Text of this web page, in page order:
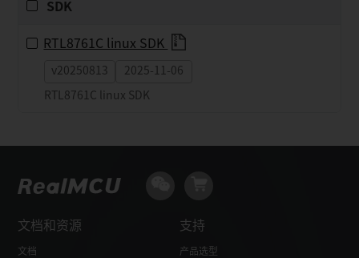
SDK
RTL8761C linux SDK
v20250813 2025-11-06
RTL8761C linux SDK
文档和资源
文档
支持
产品选型